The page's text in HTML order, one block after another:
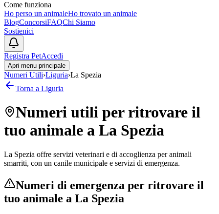
Come funziona
Ho perso un animaleHo trovato un animale
BlogConcorsiFAQChi Siamo
Sostienici
Registra PetAccedi
Apri menu principale
Numeri Utili›Liguria›La Spezia
Torna a Liguria
Numeri utili per ritrovare il
tuo animale a La Spezia
La Spezia offre servizi veterinari e di accoglienza per animali
smarriti, con un canile municipale e servizi di emergenza.
Numeri di emergenza per ritrovare il
tuo animale a La Spezia